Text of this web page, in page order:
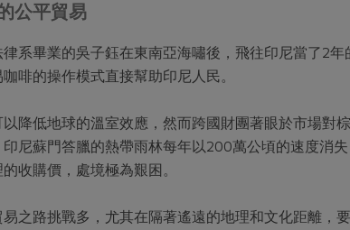
公平貿易
律系畢業的吳子鈺在東南亞海嘯後，飛往印尼當了2
啡的操作模式直接幫助印尼人民。
以降低地球的溫室效應，然而跨國財團著眼於市場對
印尼蘇門答臘的熱帶雨林每年以200萬公頃的速度消
收購價，處境極為艱困。
易之路挑戰多，尤其在隔著遙遠的地理和文化距離，